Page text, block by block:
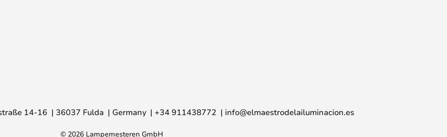
14-16 36037 Fulda Germany +34 911438772 info@elmaestrodelailuminacion.es
© 2026 Lampemesteren GmbH